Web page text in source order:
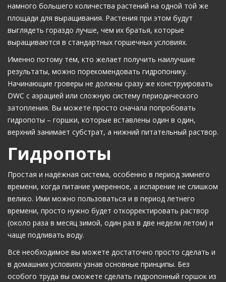
намного большего количества растений на одной той же
площади для выращивания. Растения при этом будут
выглядеть гораздо лучше, чем их братья, которые
выращиваются в стандартных горшечных условиях.
Именно потому тем, кто желает получить наилучшие
результаты, можно порекомендовать гидропонику.
Начинающие гроверы не должны сразу же конструировать
DWC с аэрацией или сложную систему периодического
затопления. Вы можете просто сначала попробовать
гидропоты – горшки, которые вставлены один в один,
верхний занимает субстрат, а нижний питательный раствор.
Гидропоты
Простая и надёжная система, особенно в период зимнего
времени, когда питание умеренное, а испарение не слишком
велико. Ими можно пользоваться и в период летнего
времени, просто нужно будет откорректировать раствор
(около раза в месяц зимой, один раз в две недели летом) и
чаще подливать воду.
Всё необходимое вы можете достаточно просто сделать и
в домашних условиях узнав основные принципы. Без
особого труда вы сможете сделать гидропонный горшок из